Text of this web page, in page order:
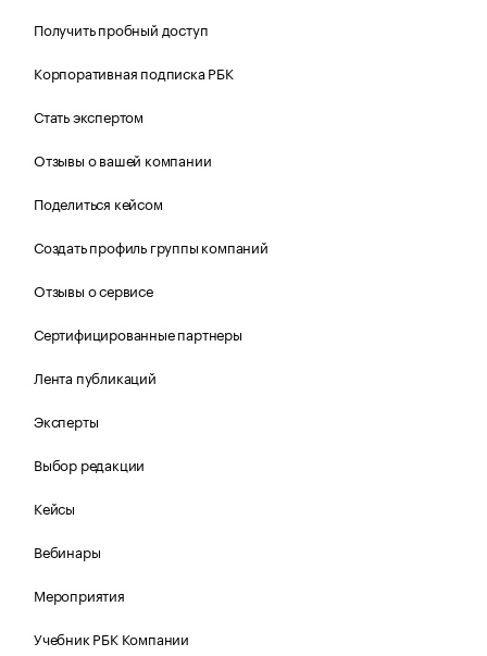
Получить пробный доступ
Корпоративная подписка РБК
Стать экспертом
Отзывы о вашей компании
Поделиться кейсом
Создать профиль группы компаний
Отзывы о сервисе
Сертифицированные партнеры
Лента публикаций
Эксперты
Выбор редакции
Кейсы
Вебинары
Мероприятия
Учебник РБК Компании